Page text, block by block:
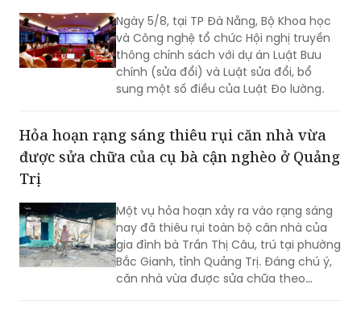
Ngày 5/8, tại TP Đà Nẵng, Bộ Khoa học
và Công nghệ tổ chức Hội nghị truyền
thông chính sách với dự án Luật Bưu
chính (sửa đổi) và Luật sửa đổi, bổ
sung một số điều của Luật Đo lường.
Hỏa hoạn rạng sáng thiêu rụi căn nhà vừa
được sửa chữa của cụ bà cận nghèo ở Quảng
Trị
Một vụ hỏa hoạn xảy ra vào rạng sáng
nay đã thiêu rụi toàn bộ căn nhà của
gia đình bà Trần Thị Câu, trú tại phường
Bắc Gianh, tỉnh Quảng Trị. Đáng chú ý,
căn nhà vừa được sửa chữa theo